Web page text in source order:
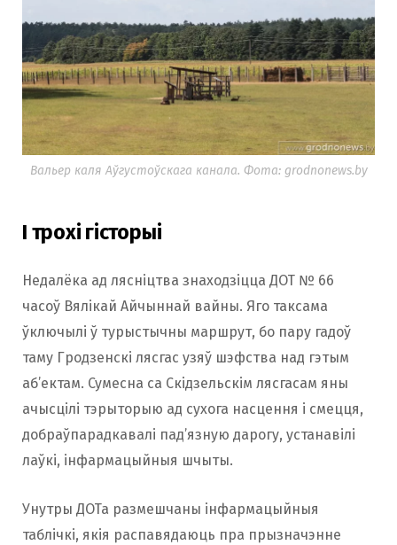
Вальер каля Аўгустоўскага канала. Фота: grodnonews.by
І трохі гісторыі
Недалёка ад лясніцтва знаходзіцца ДОТ № 66
часоў Вялікай Айчыннай вайны. Яго таксама
ўключылі ў турыстычны маршрут, бо пару гадоў
таму Гродзенскі лясгас узяў шэфства над гэтым
аб’ектам. Сумесна са Скідзельскім лясгасам яны
ачысцілі тэрыторыю ад сухога насцення і смецця,
добраўпарадкавалі пад’язную дарогу, устанавілі
лаўкі, інфармацыйныя шчыты.
Унутры ДОТа размешчаны інфармацыйныя
таблічкі, якія распавядаюць пра прызначэнне